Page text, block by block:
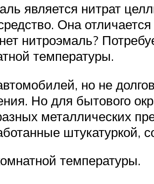
является нитрат
Она
нитроэмаль?
температуры.
но не
Но для бытового
металлических
штукатуркой,
температуры.